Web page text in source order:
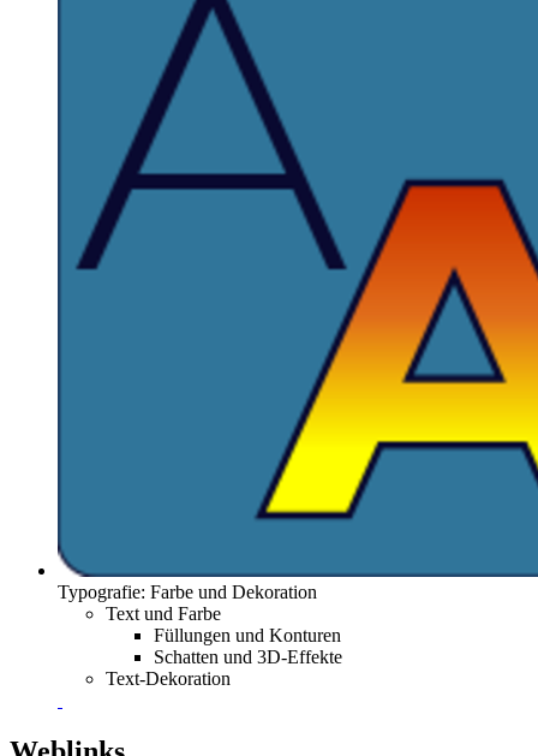
Typografie: Farbe und Dekoration
Text und Farbe
Füllungen und Konturen
Schatten und 3D-Effekte
Text-Dekoration